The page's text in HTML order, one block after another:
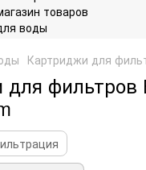
Картриджи для
для фильтров